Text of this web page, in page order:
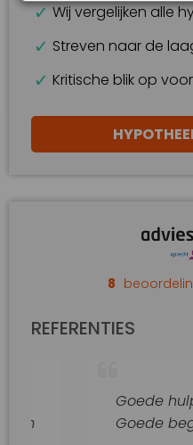
Wij vergelijken alle
Streven naar de
Kritische blik op
8
REFERENTIES
Goede hulp
Goede